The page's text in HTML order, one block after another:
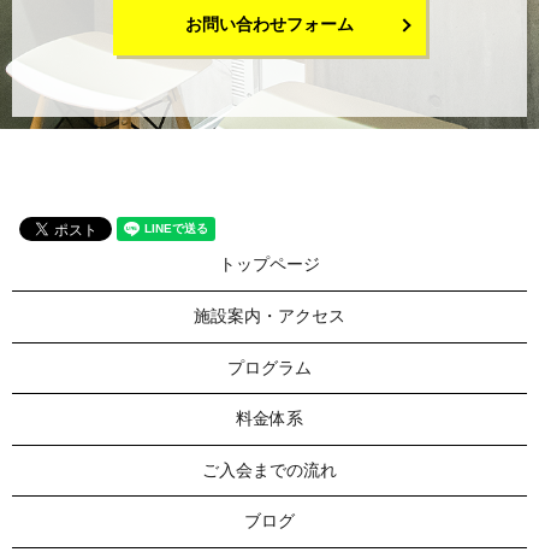
お問い合わせフォーム
トップページ
施設案内・アクセス
プログラム
料金体系
ご入会までの流れ
ブログ